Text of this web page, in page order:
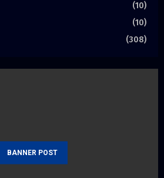
(10)
(10)
(308)
BANNER POST